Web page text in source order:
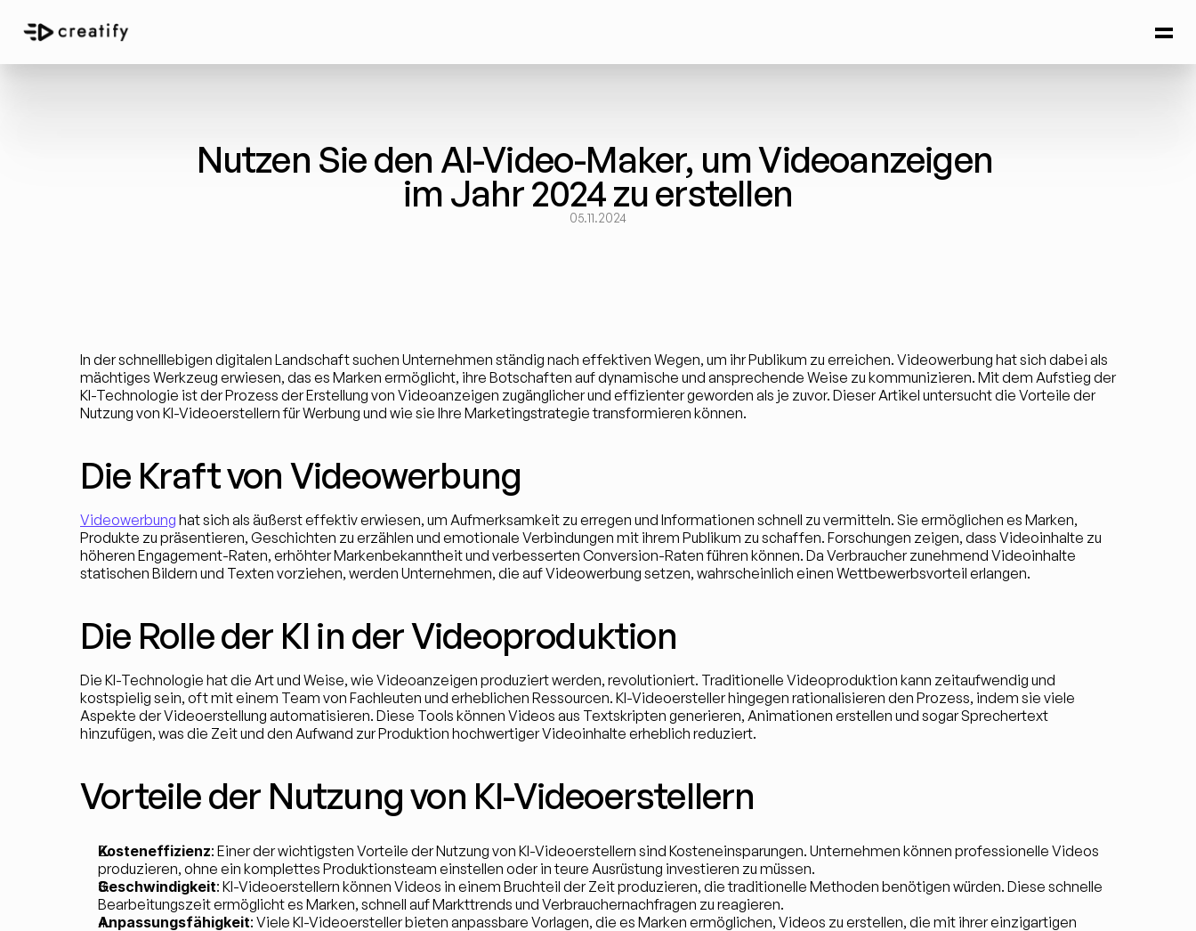
Nutzen Sie den AI-Video-Maker, um Videoanzeigen
im Jahr 2024 zu erstellen
05.11.2024
In der schnelllebigen digitalen Landschaft suchen Unternehmen ständig nach effektiven Wegen, um ihr Publikum zu erreichen. Videowerbung hat sich dabei als
mächtiges Werkzeug erwiesen, das es Marken ermöglicht, ihre Botschaften auf dynamische und ansprechende Weise zu kommunizieren. Mit dem Aufstieg der
KI-Technologie ist der Prozess der Erstellung von Videoanzeigen zugänglicher und effizienter geworden als je zuvor. Dieser Artikel untersucht die Vorteile der
Nutzung von KI-Videoerstellern für Werbung und wie sie Ihre Marketingstrategie transformieren können.
Die Kraft von Videowerbung
Videowerbung hat sich als äußerst effektiv erwiesen, um Aufmerksamkeit zu erregen und Informationen schnell zu vermitteln. Sie ermöglichen es Marken,
Produkte zu präsentieren, Geschichten zu erzählen und emotionale Verbindungen mit ihrem Publikum zu schaffen. Forschungen zeigen, dass Videoinhalte zu
höheren Engagement-Raten, erhöhter Markenbekanntheit und verbesserten Conversion-Raten führen können. Da Verbraucher zunehmend Videoinhalte
statischen Bildern und Texten vorziehen, werden Unternehmen, die auf Videowerbung setzen, wahrscheinlich einen Wettbewerbsvorteil erlangen.
Die Rolle der KI in der Videoproduktion
Die KI-Technologie hat die Art und Weise, wie Videoanzeigen produziert werden, revolutioniert. Traditionelle Videoproduktion kann zeitaufwendig und
kostspielig sein, oft mit einem Team von Fachleuten und erheblichen Ressourcen. KI-Videoersteller hingegen rationalisieren den Prozess, indem sie viele
Aspekte der Videoerstellung automatisieren. Diese Tools können Videos aus Textskripten generieren, Animationen erstellen und sogar Sprechertext
hinzufügen, was die Zeit und den Aufwand zur Produktion hochwertiger Videoinhalte erheblich reduziert.
Vorteile der Nutzung von KI-Videoerstellern
Kosteneffizienz: Einer der wichtigsten Vorteile der Nutzung von KI-Videoerstellern sind Kosteneinsparungen. Unternehmen können professionelle Videos
produzieren, ohne ein komplettes Produktionsteam einstellen oder in teure Ausrüstung investieren zu müssen.
Geschwindigkeit: KI-Videoerstellern können Videos in einem Bruchteil der Zeit produzieren, die traditionelle Methoden benötigen würden. Diese schnelle
Bearbeitungszeit ermöglicht es Marken, schnell auf Markttrends und Verbrauchernachfragen zu reagieren.
Anpassungsfähigkeit: Viele KI-Videoersteller bieten anpassbare Vorlagen, die es Marken ermöglichen, Videos zu erstellen, die mit ihrer einzigartigen